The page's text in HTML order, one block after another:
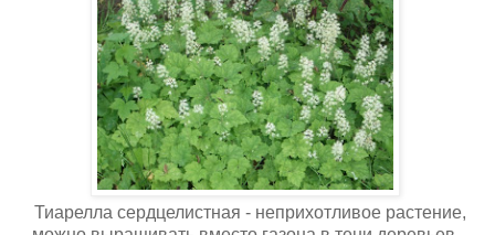
Тиарелла сердцелистная - неприхотливое растение,